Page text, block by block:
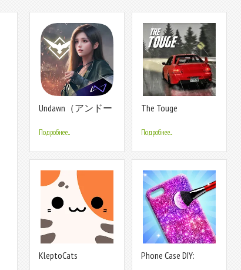
Undawn（アンドー
Подробнее...
The Touge
Подробнее...
KleptoCats
Phone Case DIY: